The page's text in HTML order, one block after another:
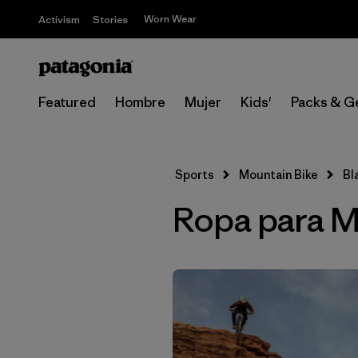
Activism Stories Worn Wear
Featured Hombre Mujer Kids' Packs &
Sports Mountain Bike
Ropa para